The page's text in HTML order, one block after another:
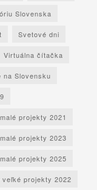
Slovenska
Svetové dni
Virtuálna čítačka
na Slovensku
projekty 2021
projekty 2023
projekty 2025
projekty 2022